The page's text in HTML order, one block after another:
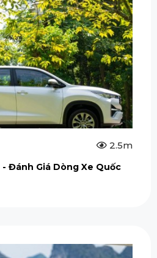
2.5m
Đánh Giá Dòng Xe Quốc